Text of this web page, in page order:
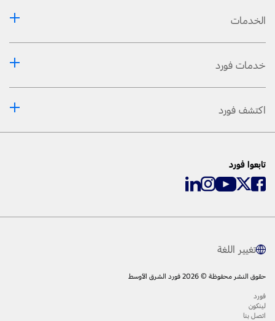
الخدمات
خدمات فورد
اكتشف فورد
تابعوا فورد
تغيير اللغة
حقوق النشر محفوظة © 2026 فورد الشرق الأوسط
فورد
لينكون
اتصل بنا